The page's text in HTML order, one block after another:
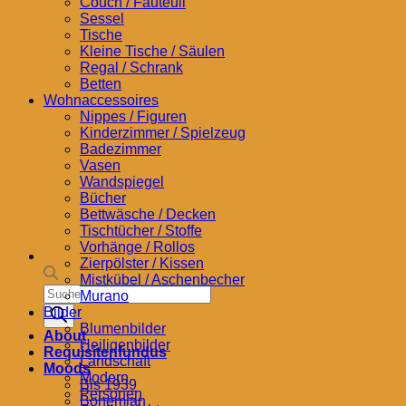
Products
search
About
Requisitenfundus
Moods
Bis 1939
Bohemian
Sessel
Tische
Kleine Tische / Säulen
Regal / Schrank
Betten
Wohnaccessoires
Nippes / Figuren
Kinderzimmer / Spielzeug
Badezimmer
Vasen
Wandspiegel
Bücher
Bettwäsche / Decken
Tischtücher / Stoffe
Vorhänge / Rollos
Zierpölster / Kissen
Mistkübel / Aschenbecher
Murano
Bilder
Blumenbilder
Heiligenbilder
Landschaft
Modern
Personen